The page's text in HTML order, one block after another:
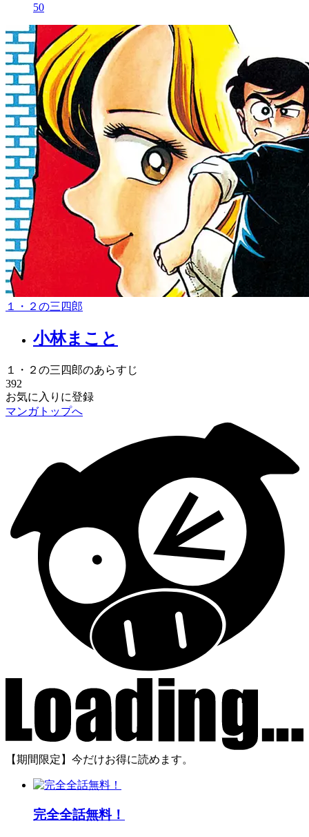
50
１・２の三四郎
小林まこと
１・２の三四郎のあらすじ
392
お気に入りに登録
マンガトップへ
【期間限定】今だけお得に読めます。
完全全話無料！